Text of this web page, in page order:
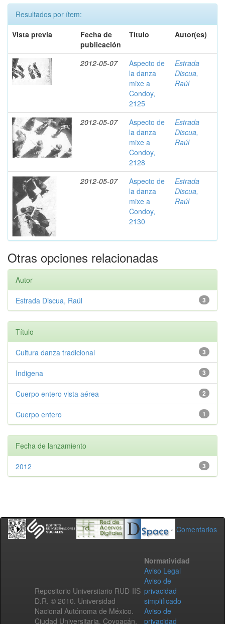
Resultados por ítem:
Vista previa
Fecha de
publicación
Título Autor(es)
2012-05-07
Aspecto de
la danza
mixe a
Condoy,
2125
Estrada
Discua,
Raúl
2012-05-07
Aspecto de
la danza
mixe a
Condoy,
2128
Estrada
Discua,
Raúl
2012-05-07
Aspecto de
la danza
mixe a
Condoy,
2130
Estrada
Discua,
Raúl
Otras opciones relacionadas
Autor
3
Estrada Discua, Raúl
Título
3
Cultura danza tradicional
3
Indigena
2
Cuerpo entero vista aérea
1
Cuerpo entero
Fecha de lanzamiento
3
2012
Comentarios
Repositorio Universitario RUD-IIS
D.R. © 2010. Universidad
Nacional Autónoma de México.
Ciudad Universitaria, Coyoacán,
Normatividad
Aviso Legal
Aviso de
privacidad
simplificado
Aviso de
privacidad